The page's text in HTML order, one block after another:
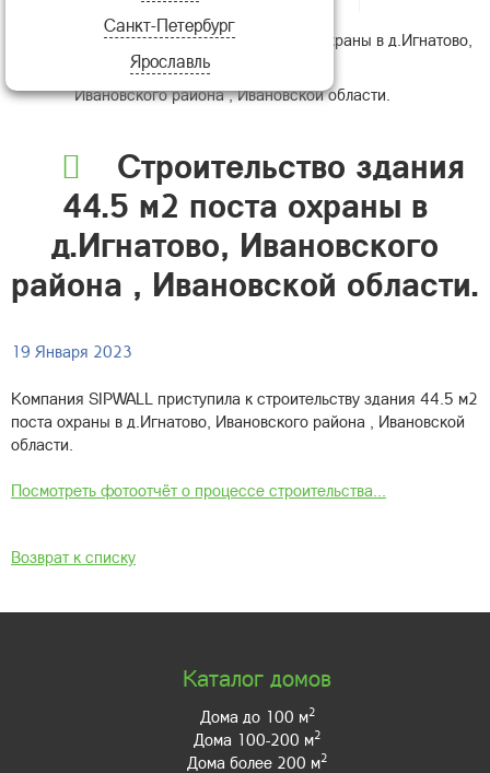
Санкт-Петербург
Ярославль
Строительство здания 44.5 м2 поста охраны в д.Игнатово,
Ивановского района , Ивановской области.
Строительство здания
44.5 м2 поста охраны в
д.Игнатово, Ивановского
района , Ивановской области.
19 Января 2023
Компания SIPWALL приступила к строительству здания 44.5 м2
поста охраны в д.Игнатово, Ивановского района , Ивановской
области.
Посмотреть фотоотчёт о процессе строительства...
Возврат к списку
Каталог домов
Дома до 100 м2
Дома 100-200 м2
Дома более 200 м2